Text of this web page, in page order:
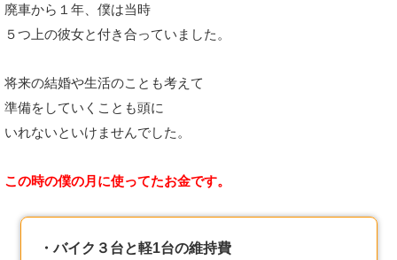
廃車から１年、僕は当時
５つ上の彼女と付き合っていました。
将来の結婚や生活のことも考えて
準備をしていくことも頭に
いれないといけませんでした。
この時の僕の月に使ってたお金です。
・バイク３台と軽1台の維持費